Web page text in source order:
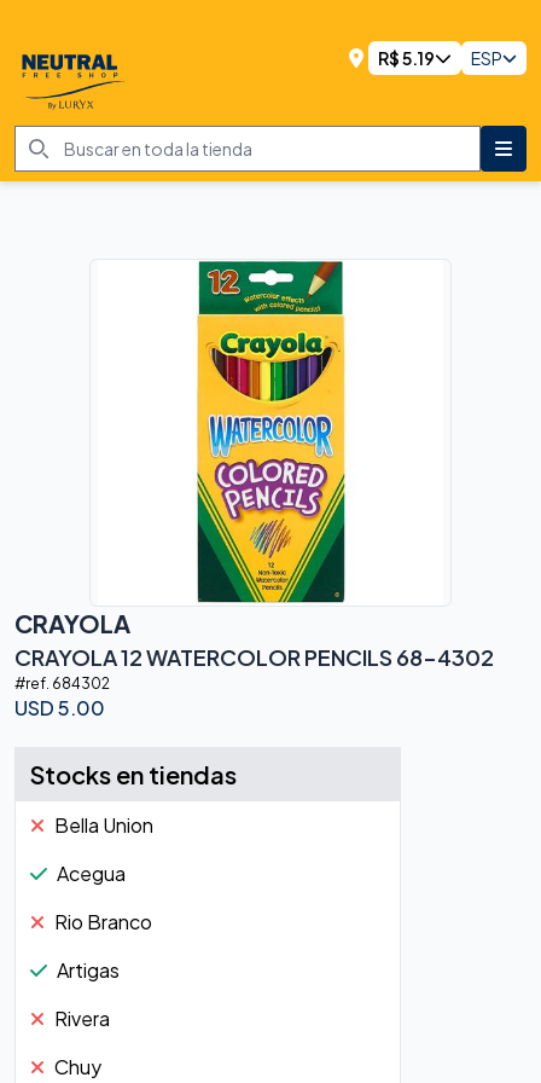
R$5.19 ESP
CRAYOLA
CRAYOLA 12 WATERCOLOR PENCILS 68-4302
#ref. 684302
USD5.00
Stocks en tiendas
Bella Union
Acegua
Rio Branco
Artigas
Rivera
Chuy